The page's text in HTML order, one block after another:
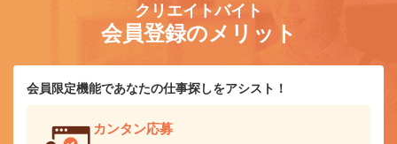
クリエイトバイト
会員登録のメリット
会員限定機能であなたの仕事探しをアシスト！
カンタン応募